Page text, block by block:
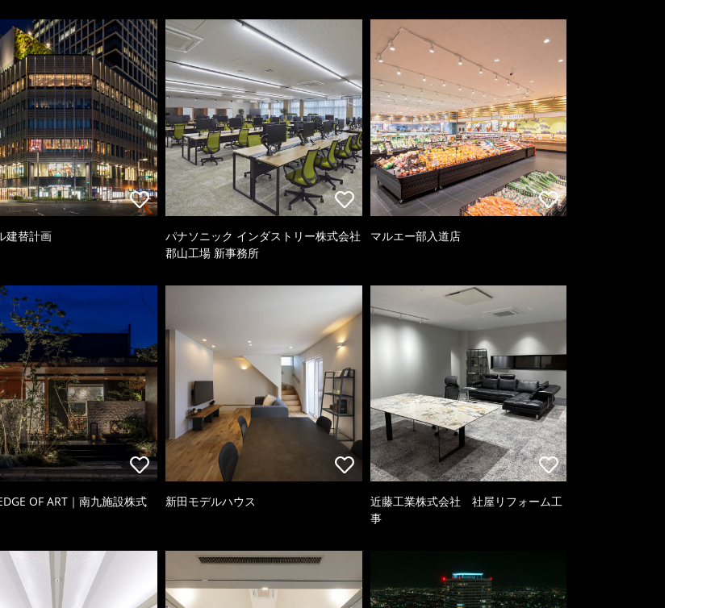
建替計画
パナソニック インダストリー株式会社
郡山工場 新事務所
マルエー部入道店
OF ART｜南九施設株式 新田モデルハウス
近藤工業株式会社 社屋リフォーム工
事